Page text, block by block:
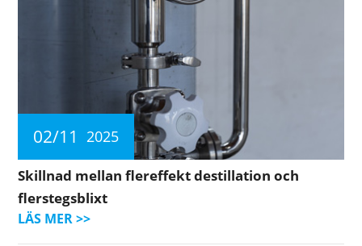
02/11 2025
Skillnad mellan flereffekt destillation och
flerstegsblixt
LÄS MER >>